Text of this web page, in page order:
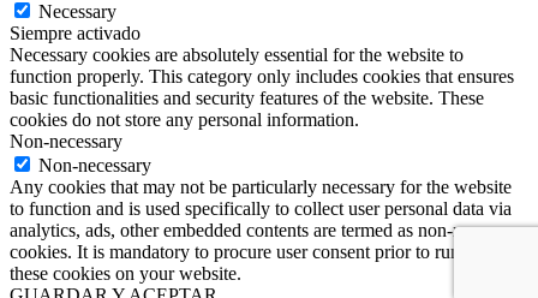
Necessary
Siempre activado
Necessary cookies are absolutely essential for the website to
function properly. This category only includes cookies that ensures
basic functionalities and security features of the website. These
cookies do not store any personal information.
Non-necessary
Non-necessary
Any cookies that may not be particularly necessary for the website
to function and is used specifically to collect user personal data via
analytics, ads, other embedded contents are termed as non-necessary
cookies. It is mandatory to procure user consent prior to running
these cookies on your website.